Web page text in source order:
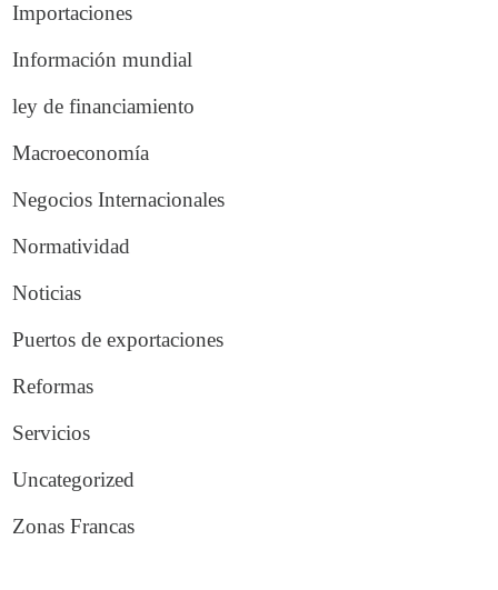
Importaciones
Información mundial
ley de financiamiento
Macroeconomía
Negocios Internacionales
Normatividad
Noticias
Puertos de exportaciones
Reformas
Servicios
Uncategorized
Zonas Francas